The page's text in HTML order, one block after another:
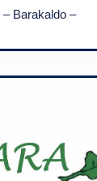
– Barakaldo –